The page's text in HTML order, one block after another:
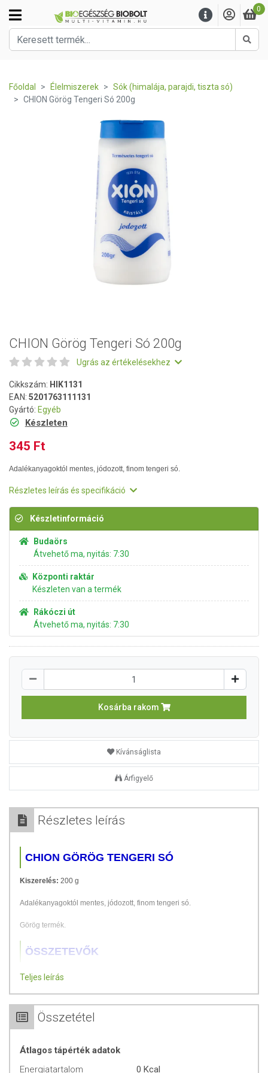
0
Főoldal Élelmiszerek
Sók (himalája, parajdi, tiszta só)
CHION Görög Tengeri Só 200g
CHION Görög Tengeri Só 200g
Ugrás az értékelésekhez
Cikkszám: HIK1131
EAN: 5201763111131
Gyártó: Egyéb
Készleten
345 Ft
Adalékanyagoktól mentes, jódozott, finom tengeri só.
Részletes leírás és specifikáció
Készletinformáció
Budaörs
Átvehető ma, nyitás: 7:30
Központi raktár
Készleten van a termék
Rákóczi út
Átvehető ma, nyitás: 7:30
Kosárba rakom
Kívánságlista
Árfigyelő
Részletes leírás
CHION GÖRÖG TENGERI SÓ
Kiszerelés: 200 g
Adalékanyagoktól mentes, jódozott, finom tengeri só.
Görög termék.
ÖSSZETEVŐK
tengeri só, kálium-jodid 40-60 PPM, stabilizátor: nátrium-karbonát
Átlagos tápérték 100 g termék esetén:
Szénhidrát: 0 g
Teljes leírás
Összetétel
Átlagos tápérték adatok
Energiatartalom
0 Kcal